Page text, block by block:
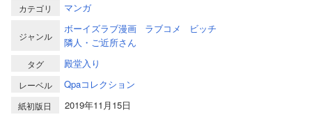
カテゴリ マンガ
ジャンル
ボーイズラブ漫画 ラブコメ
ビッチ
隣人・ご近所さん
タグ 殿堂入り
レーベル Qpaコレクション
紙初版日
2019年11月15日